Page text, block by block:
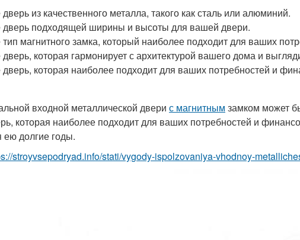
из качественного металла, такого как сталь или алюминий.
подходящей ширины и высоты для вашей двери.
магнитного замка, который наиболее подходит для ваших
которая гармонирует с архитектурой вашего дома и
которая наиболее подходит для ваших потребностей и
входной металлической двери с магнитным замком может
которая наиболее подходит для ваших потребностей и
ею долгие годы.
stroyvsepodryad.info/stati/vygody-ispolzovaniya-vhodnoy-